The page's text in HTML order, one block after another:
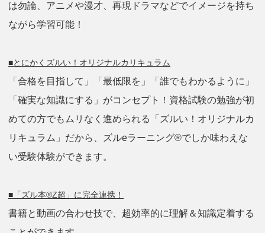
は勿論、アニメや漫才、再現ドラマなどでイメージを持ち
ながら学習可能！
■とにかくズルい！オリジナルカリキュラム
「合格を目指して」「最低限を」「誰でもわかるように」
「確実な知識にする」がコンセプト！資格試験の勉強が初
めての方でもムリなく進められる「ズルい！オリジナルカ
リキュラム」だから、ズルeラーニング®でしか味わえな
い受験体験ができます。
■「ズル本®Z超」に完全連携！
書籍と動画の合わせ技で、超効率的に理解＆知識定着する